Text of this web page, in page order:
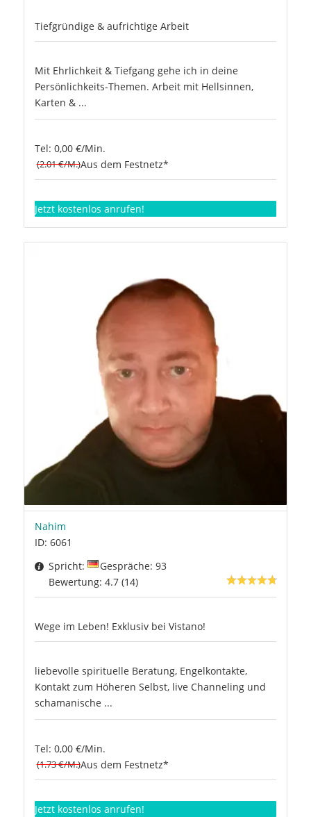
Tiefgründige & aufrichtige Arbeit
Mit Ehrlichkeit & Tiefgang gehe ich in deine
Persönlichkeits-Themen. Arbeit mit Hellsinnen,
Karten & ...
Tel: 0,00 €/Min.
(2.01 €/M.)Aus dem Festnetz*
Jetzt kostenlos anrufen!
Nahim
ID: 6061
Spricht:
Gespräche: 93
Bewertung: 4.7 (14)
Wege im Leben! Exklusiv bei Vistano!
liebevolle spirituelle Beratung, Engelkontakte,
Kontakt zum Höheren Selbst, live Channeling und
schamanische ...
Tel: 0,00 €/Min.
(1.73 €/M.)Aus dem Festnetz*
Jetzt kostenlos anrufen!